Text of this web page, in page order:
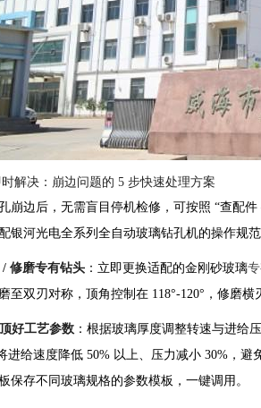
解决：崩边问题的 5 步快速处理方案
崩边后，无需盲目停机检修，可按照 “查
银河光电全系列全自动玻璃钻孔机的操作规范
/ 修磨专有钻头 ：立即更换适配的金刚砂玻璃
至双刃对称，顶角控制在 118°-120°，修磨
好工艺参数 ：根据玻璃厚度调整转速与进给
进给速度降低 50% 以上、压力减小 30%，
保存不同玻璃规格的参数模板，一键调用。